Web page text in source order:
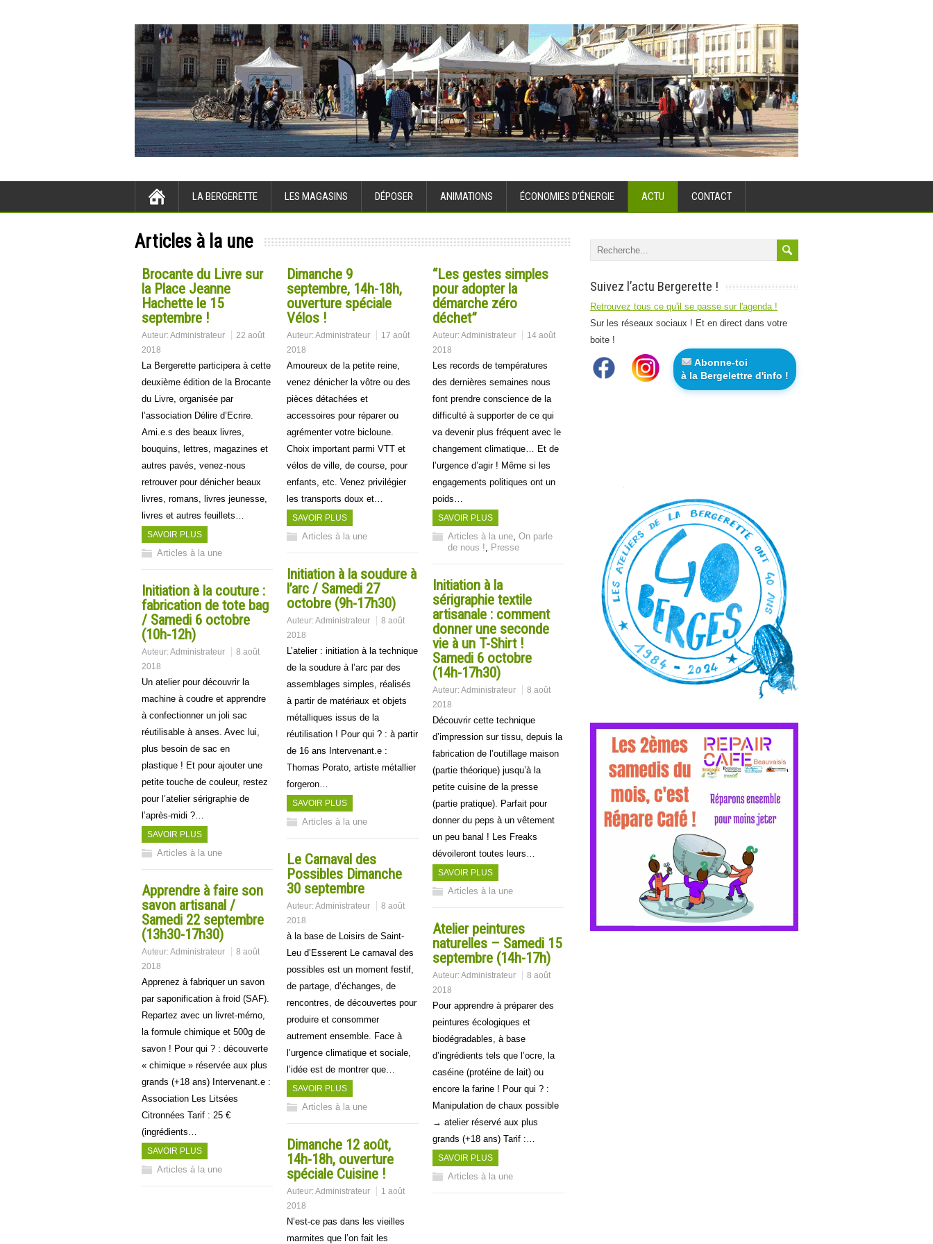
LA BERGERETTE LES MAGASINS DÉPOSER ANIMATIONS ÉCONOMIES D’ÉNERGIE ACTU CONTACT
Articles à la une
Brocante du Livre sur
la Place Jeanne
Hachette le 15
septembre !
Auteur:Administrateur
22 août
2018
La Bergerette participera à cette
deuxième édition de la Brocante
du Livre, organisée par
l’association Délire d’Ecrire.
Ami.e.s des beaux livres,
bouquins, lettres, magazines et
autres pavés, venez-nous
retrouver pour dénicher beaux
livres, romans, livres jeunesse,
livres et autres feuillets…
SAVOIR PLUS
Articles à la une
Dimanche 9
septembre, 14h-18h,
ouverture spéciale
Vélos !
Auteur:Administrateur
17 août
2018
Amoureux de la petite reine,
venez dénicher la vôtre ou des
pièces détachées et
accessoires pour réparer ou
agrémenter votre bicloune.
Choix important parmi VTT et
vélos de ville, de course, pour
enfants, etc. Venez privilégier
les transports doux et…
SAVOIR PLUS
Articles à la une
“Les gestes simples
pour adopter la
démarche zéro
déchet”
Auteur:Administrateur
14 août
2018
Les records de températures
des dernières semaines nous
font prendre conscience de la
difficulté à supporter de ce qui
va devenir plus fréquent avec le
changement climatique… Et de
l’urgence d’agir ! Même si les
engagements politiques ont un
poids…
SAVOIR PLUS
Articles à la une, On parle
de nous !, Presse
Initiation à la soudure à
l’arc / Samedi 27
octobre (9h-17h30)
Auteur:Administrateur
8 août
2018
L’atelier : initiation à la technique
de la soudure à l’arc par des
assemblages simples, réalisés
à partir de matériaux et objets
métalliques issus de la
réutilisation ! Pour qui ? : à partir
de 16 ans Intervenant.e :
Thomas Porato, artiste métallier
forgeron…
SAVOIR PLUS
Articles à la une
Initiation à la
sérigraphie textile
artisanale : comment
donner une seconde
vie à un T-Shirt !
Samedi 6 octobre
(14h-17h30)
Auteur:Administrateur
8 août
2018
Découvrir cette technique
d’impression sur tissu, depuis la
fabrication de l’outillage maison
(partie théorique) jusqu’à la
petite cuisine de la presse
(partie pratique). Parfait pour
donner du peps à un vêtement
un peu banal ! Les Freaks
dévoileront toutes leurs…
SAVOIR PLUS
Articles à la une
Initiation à la couture :
fabrication de tote bag
/ Samedi 6 octobre
(10h-12h)
Auteur:Administrateur
8 août
2018
Un atelier pour découvrir la
machine à coudre et apprendre
à confectionner un joli sac
réutilisable à anses. Avec lui,
plus besoin de sac en
plastique ! Et pour ajouter une
petite touche de couleur, restez
pour l’atelier sérigraphie de
l’après-midi ?…
SAVOIR PLUS
Articles à la une
Le Carnaval des
Possibles Dimanche
30 septembre
Auteur:Administrateur
8 août
2018
à la base de Loisirs de Saint-
Leu d’Esserent Le carnaval des
possibles est un moment festif,
de partage, d’échanges, de
rencontres, de découvertes pour
produire et consommer
autrement ensemble. Face à
l’urgence climatique et sociale,
l’idée est de montrer que…
SAVOIR PLUS
Articles à la une
Apprendre à faire son
savon artisanal /
Samedi 22 septembre
(13h30-17h30)
Auteur:Administrateur
8 août
2018
Apprenez à fabriquer un savon
par saponification à froid (SAF).
Repartez avec un livret-mémo,
la formule chimique et 500g de
savon ! Pour qui ? : découverte
« chimique » réservée aux plus
grands (+18 ans) Intervenant.e :
Association Les Litsées
Citronnées Tarif : 25 €
(ingrédients…
SAVOIR PLUS
Articles à la une
Atelier peintures
naturelles – Samedi 15
septembre (14h-17h)
Auteur:Administrateur
8 août
2018
Pour apprendre à préparer des
peintures écologiques et
biodégradables, à base
d’ingrédients tels que l’ocre, la
caséine (protéine de lait) ou
encore la farine ! Pour qui ? :
Manipulation de chaux possible
→ atelier réservé aux plus
grands (+18 ans) Tarif :…
SAVOIR PLUS
Articles à la une
Dimanche 12 août,
14h-18h, ouverture
spéciale Cuisine !
Auteur:Administrateur
1 août
2018
N’est-ce pas dans les vieilles
marmites que l’on fait les
Suivez l’actu Bergerette !
Retrouvez tous ce qu'il se passe sur l'agenda !
Sur les réseaux sociaux ! Et en direct dans votre
boite !
Abonne-toi
à la Bergelettre d'info !